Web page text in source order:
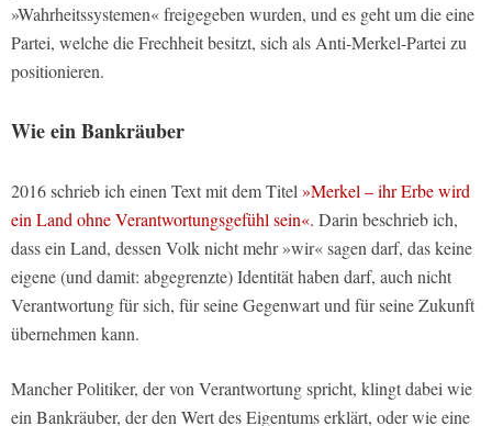
»Wahrheitssystemen« freigegeben wurden, und es geht um die eine
Partei, welche die Frechheit besitzt, sich als Anti-Merkel-Partei zu
positionieren.
Wie ein Bankräuber
2016 schrieb ich einen Text mit dem Titel »Merkel – ihr Erbe wird
ein Land ohne Verantwortungsgefühl sein«. Darin beschrieb ich,
dass ein Land, dessen Volk nicht mehr »wir« sagen darf, das keine
eigene (und damit: abgegrenzte) Identität haben darf, auch nicht
Verantwortung für sich, für seine Gegenwart und für seine Zukunft
übernehmen kann.
Mancher Politiker, der von Verantwortung spricht, klingt dabei wie
ein Bankräuber, der den Wert des Eigentums erklärt, oder wie eine